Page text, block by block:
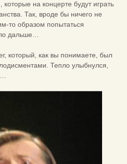
на концерте будут играть
Так, вроде бы ничего не
то образом попытаться
дальше…
который, как вы понимаете, был
Тепло улыбнулся,